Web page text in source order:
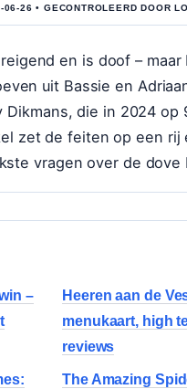
26 • GECONTROLEERD DOOR
en is doof – maar
uit Bassie en
Dikmans, die in 2024 op
zet de feiten op een rij
vragen over de dove
–
Heeren aan de
menukaart, high
reviews
The Amazing